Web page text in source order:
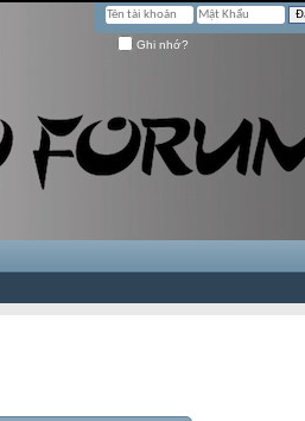
Ghi nhớ?